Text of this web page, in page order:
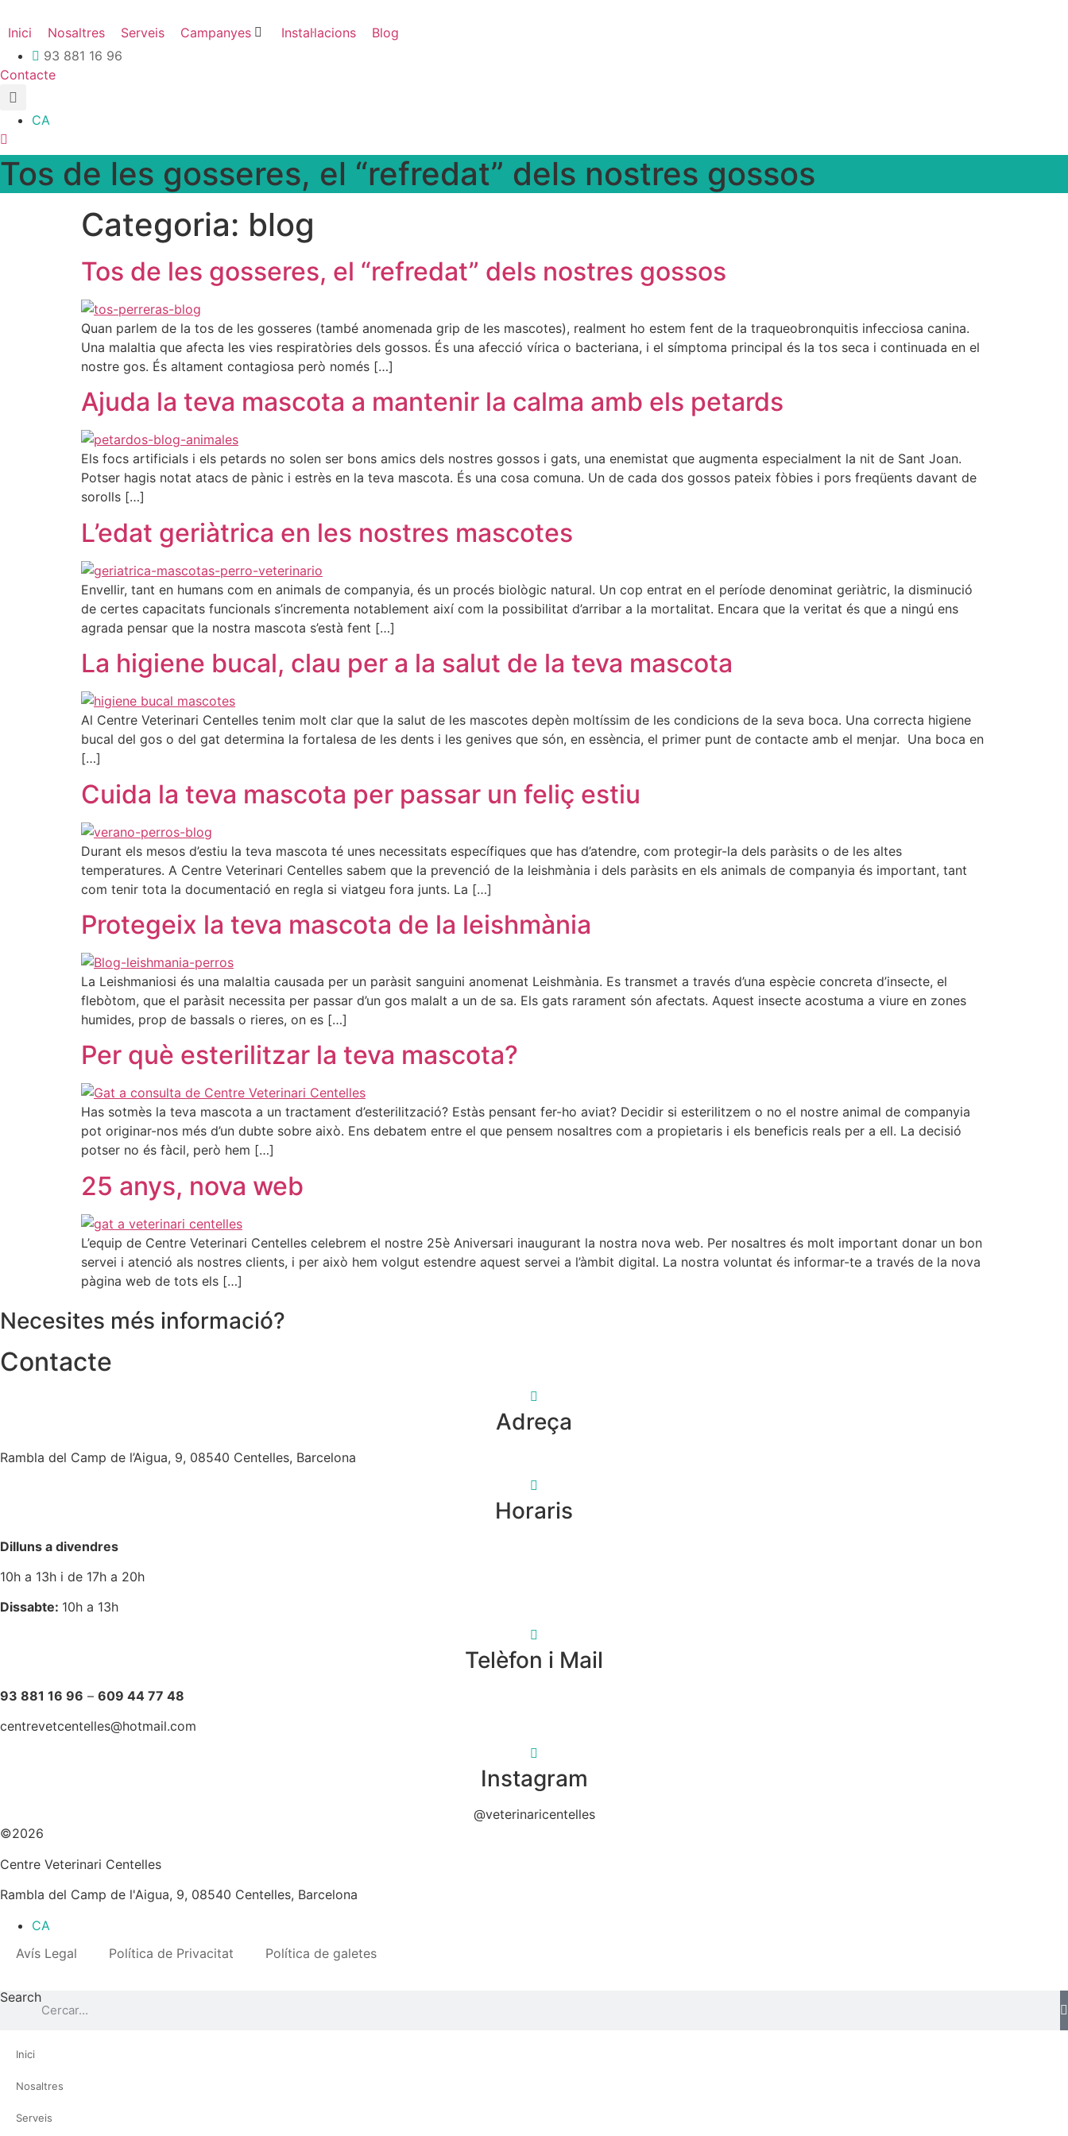
al
contingut
Inici Nosaltres Serveis Campanyes Instal·lacions
Blog
93 881 16 96
Contacte
CA
Tos de les gosseres, el “refredat” dels nostres gossos
Categoria: blog
Tos de les gosseres, el “refredat” dels nostres gossos
Quan parlem de la tos de les gosseres (també anomenada grip de les mascotes), realment ho estem fent de la traqueobronquitis infecciosa canina.
Una malaltia que afecta les vies respiratòries dels gossos. És una afecció vírica o bacteriana, i el símptoma principal és la tos seca i continuada en el
nostre gos. És altament contagiosa però només […]
Ajuda la teva mascota a mantenir la calma amb els petards
Els focs artificials i els petards no solen ser bons amics dels nostres gossos i gats, una enemistat que augmenta especialment la nit de Sant Joan.
Potser hagis notat atacs de pànic i estrès en la teva mascota. És una cosa comuna. Un de cada dos gossos pateix fòbies i pors freqüents davant de
sorolls […]
L’edat geriàtrica en les nostres mascotes
Envellir, tant en humans com en animals de companyia, és un procés biològic natural. Un cop entrat en el període denominat geriàtric, la disminució
de certes capacitats funcionals s’incrementa notablement així com la possibilitat d’arribar a la mortalitat. Encara que la veritat és que a ningú ens
agrada pensar que la nostra mascota s’està fent […]
La higiene bucal, clau per a la salut de la teva mascota
Al Centre Veterinari Centelles tenim molt clar que la salut de les mascotes depèn moltíssim de les condicions de la seva boca. Una correcta higiene
bucal del gos o del gat determina la fortalesa de les dents i les genives que són, en essència, el primer punt de contacte amb el menjar. Una boca en
[…]
Cuida la teva mascota per passar un feliç estiu
Durant els mesos d’estiu la teva mascota té unes necessitats específiques que has d’atendre, com protegir-la dels paràsits o de les altes
temperatures. A Centre Veterinari Centelles sabem que la prevenció de la leishmània i dels paràsits en els animals de companyia és important, tant
com tenir tota la documentació en regla si viatgeu fora junts. La […]
Protegeix la teva mascota de la leishmània
La Leishmaniosi és una malaltia causada per un paràsit sanguini anomenat Leishmània. Es transmet a través d’una espècie concreta d’insecte, el
flebòtom, que el paràsit necessita per passar d’un gos malalt a un de sa. Els gats rarament són afectats. Aquest insecte acostuma a viure en zones
humides, prop de bassals o rieres, on es […]
Per què esterilitzar la teva mascota?
Has sotmès la teva mascota a un tractament d’esterilització? Estàs pensant fer-ho aviat? Decidir si esterilitzem o no el nostre animal de companyia
pot originar-nos més d’un dubte sobre això. Ens debatem entre el que pensem nosaltres com a propietaris i els beneficis reals per a ell. La decisió
potser no és fàcil, però hem […]
25 anys, nova web
L’equip de Centre Veterinari Centelles celebrem el nostre 25è Aniversari inaugurant la nostra nova web. Per nosaltres és molt important donar un bon
servei i atenció als nostres clients, i per això hem volgut estendre aquest servei a l’àmbit digital. La nostra voluntat és informar-te a través de la nova
pàgina web de tots els […]
Necesites més informació?
Contacte
Adreça
Rambla del Camp de l’Aigua, 9, 08540 Centelles, Barcelona
Horaris
Dilluns a divendres
10h a 13h i de 17h a 20h
Dissabte: 10h a 13h
Telèfon i Mail
93 881 16 96 – 609 44 77 48
centrevetcentelles@hotmail.com
Instagram
@veterinaricentelles
©2026
Centre Veterinari Centelles
Rambla del Camp de l'Aigua, 9, 08540 Centelles, Barcelona
CA
Avís Legal
Política de Privacitat Política de galetes
Search
Inici
Nosaltres
Serveis